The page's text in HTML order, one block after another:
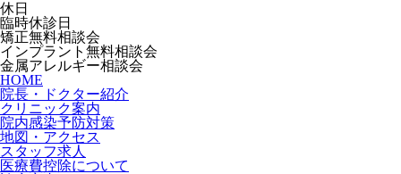
休日
臨時休診日
矯正無料相談会
インプラント無料相談会
金属アレルギー相談会
HOME
院長・ドクター紹介
クリニック案内
院内感染予防対策
地図・アクセス
スタッフ求人
医療費控除について